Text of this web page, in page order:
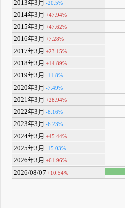
2013年3月 -20.5%
2014年3月 +47.94%
2015年3月 +47.62%
2016年3月 +7.28%
2017年3月 +23.15%
2018年3月 +14.89%
2019年3月 -11.8%
2020年3月 -7.49%
2021年3月 +28.94%
2022年3月 -8.16%
2023年3月 -6.23%
2024年3月 +45.44%
2025年3月 -15.03%
2026年3月 +61.96%
2026/08/07 +10.54%